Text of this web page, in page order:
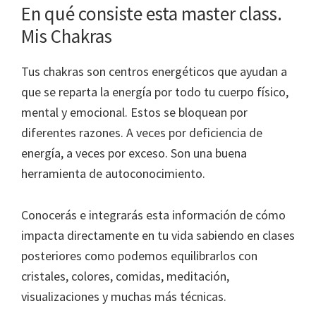
En qué consiste esta master class.
Mis Chakras
Tus chakras son centros energéticos que ayudan a
que se reparta la energía por todo tu cuerpo físico,
mental y emocional. Estos se bloquean por
diferentes razones. A veces por deficiencia de
energía, a veces por exceso. Son una buena
herramienta de autoconocimiento.
Conocerás e integrarás esta información de cómo
impacta directamente en tu vida sabiendo en clases
posteriores como podemos equilibrarlos con
cristales, colores, comidas, meditación,
visualizaciones y muchas más técnicas.